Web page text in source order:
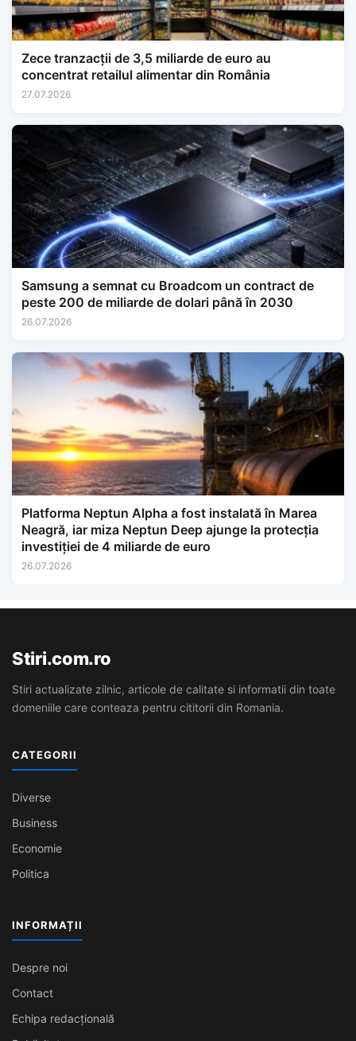
Zece tranzacții de 3,5 miliarde de euro au
concentrat retailul alimentar din România
27.07.2026
Samsung a semnat cu Broadcom un contract de
peste 200 de miliarde de dolari până în 2030
26.07.2026
Platforma Neptun Alpha a fost instalată în Marea
Neagră, iar miza Neptun Deep ajunge la protecția
investiției de 4 miliarde de euro
26.07.2026
Stiri.com.ro
Stiri actualizate zilnic, articole de calitate si informatii din toate
domeniile care conteaza pentru cititorii din Romania.
CATEGORII
Diverse
Business
Economie
Politica
INFORMAȚII
Despre noi
Contact
Echipa redacțională